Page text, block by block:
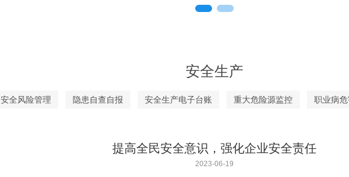
安全生产
安全风险管理 隐患自查自报 安全生产电子台账 重大危险源监控 职业病
提高全民安全意识，强化企业安全责任
2023-06-19